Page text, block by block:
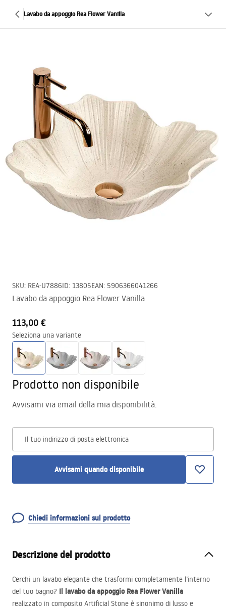
Lavabo da appoggio Rea Flower Vanilla
SKU: REA-U7886ID: 13805EAN: 5906366041266
Lavabo da appoggio Rea Flower Vanilla
113,00 €
Seleziona una variante
Prodotto non disponibile
Avvisami via email della mia disponibilità.
Il tuo indirizzo di posta elettronica
Avvisami quando disponibile
Chiedi informazioni sul prodotto
Descrizione del prodotto
Cerchi un lavabo elegante che trasformi completamente l’interno
del tuo bagno? Il lavabo da appoggio Rea Flower Vanilla
realizzato in composito Artificial Stone è sinonimo di lusso e